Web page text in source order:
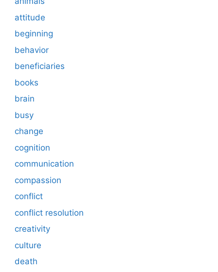
attitude
beginning
behavior
beneficiaries
books
brain
busy
change
cognition
communication
compassion
conflict
conflict resolution
creativity
culture
death